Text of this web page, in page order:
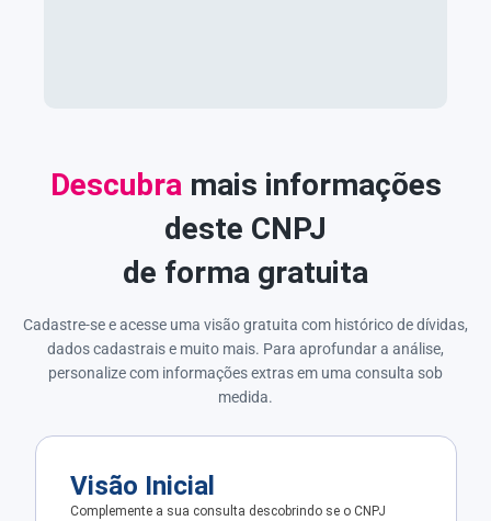
Descubra mais informações
deste CNPJ
de forma gratuita
Cadastre-se e acesse uma visão gratuita com histórico de dívidas,
dados cadastrais e muito mais. Para aprofundar a análise,
personalize com informações extras em uma consulta sob
medida.
Visão Inicial
Complemente a sua consulta descobrindo se o CNPJ